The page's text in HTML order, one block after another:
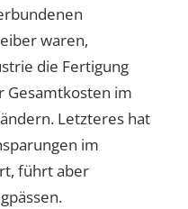
waren,
die Fertigung
Gesamtkosten im
Letzteres hat
im
führt aber